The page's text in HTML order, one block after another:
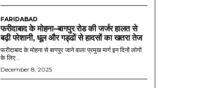
FARIDABAD
फरीदाबाद के मोहना–बागपुर रोड की जर्जर हालत से
बढ़ी परेशानी, धूल और गड्ढों से हादसों का खतरा तेज
फरीदाबाद के मोहना से बागपुर जाने वाला प्रमुख मार्ग इन दिनों लोगों
के लिए...
December 8, 2025